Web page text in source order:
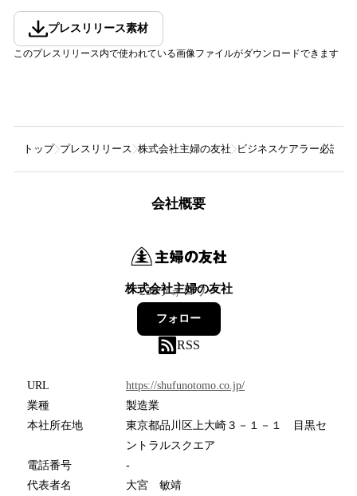
プレスリリース素材
このプレスリリース内で使われている画像ファイルがダウンロードできます
トップ プレスリリース 株式会社主婦の友社 ビジネスケアラー必読
会社概要
株式会社主婦の友社
233フォロワー
フォロー
RSS
URL
https://shufunotomo.co.jp/
業種
製造業
本社所在地
東京都品川区上大崎３－１－１ 目黒セ
ントラルスクエア
電話番号
-
代表者名
大宮 敏靖